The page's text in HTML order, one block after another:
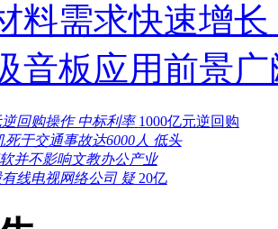
料需求快速增
音板应用前景
回购操作 中标利率 1000亿元逆回购
死于交通事故达6000人 低头
并不影响文教办公产业
线电视网络公司 疑 20亿